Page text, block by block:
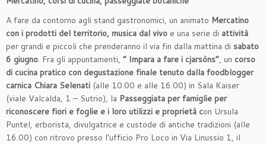
A fare da contorno agli stand gastronomici, un animato Mercatino
con i prodotti del territorio, musica dal vivo e una serie di attività
per grandi e piccoli che prenderanno il via fin dalla mattina di sabato
6 giugno. Fra gli appuntamenti, “ Impara a fare i cjarsòns”, un corso
di cucina pratico con degustazione finale tenuto dalla foodblogger
carnica Chiara Selenati (alle 10.00 e alle 16.00) in Sala Kaiser
(viale Valcalda, 1 – Sutrio), la Passeggiata per famiglie per
riconoscere fiori e foglie e i loro utilizzi e proprietà con Ursula
Puntel, erborista, divulgatrice e custode di antiche tradizioni (alle
16.00) con ritrovo presso l’ufficio Pro Loco in Via Linussio 1, il